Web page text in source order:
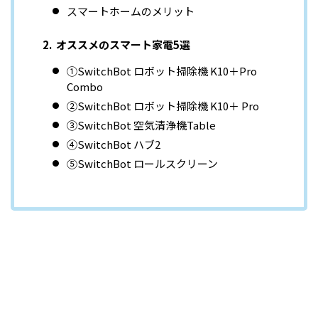
スマートホームのメリット
オススメのスマート家電5選
①SwitchBot ロボット掃除機 K10＋Pro
Combo
②SwitchBot ロボット掃除機 K10＋ Pro
③SwitchBot 空気清浄機Table
④SwitchBot ハブ2
⑤SwitchBot ロールスクリーン